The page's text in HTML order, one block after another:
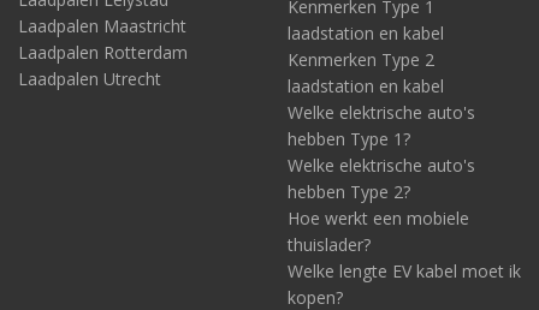
Laadpalen Maastricht
Laadpalen Rotterdam
Laadpalen Utrecht
Kenmerken Type 1
laadstation en kabel
Kenmerken Type 2
laadstation en kabel
Welke elektrische auto's
hebben Type 1?
Welke elektrische auto's
hebben Type 2?
Hoe werkt een mobiele
thuislader?
Welke lengte EV kabel moet ik
kopen?